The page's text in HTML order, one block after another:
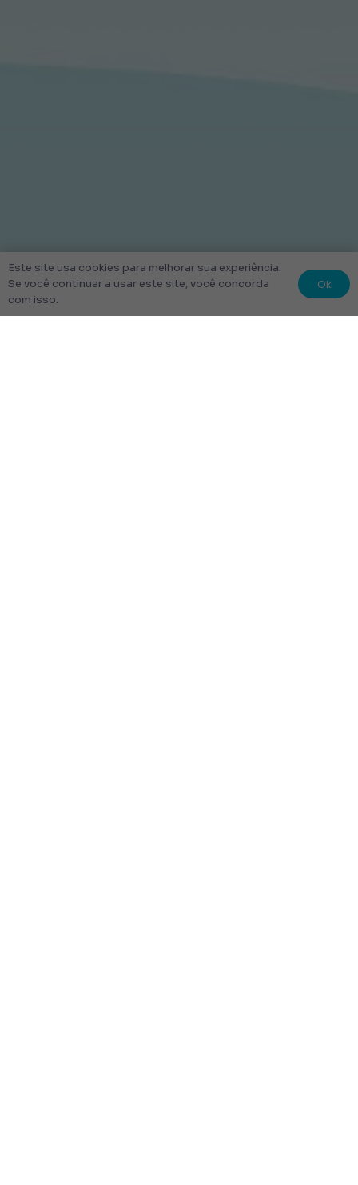
Este site usa cookies para melhorar sua experiência.
Se você continuar a usar este site, você concorda
com isso.
Ok